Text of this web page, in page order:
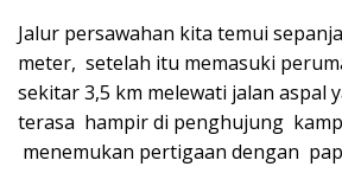
Jalur persawahan kita temui
meter, setelah itu memasuki
sekitar 3,5 km melewati jalan aspal
terasa hampir di penghujung
menemukan pertigaan dengan